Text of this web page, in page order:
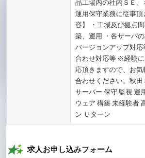
品工場内の社内ＳＥ、
運用保守業務に従事
容】 ・工場及び拠点
築、運用 ・各サーバ
バージョンアップ対応
合わせ対応等 ※経験
応頂きますので、お
合わせください。秋田
サーバー 保守 監視 運
ウェア 構築 未経験者
ン Ｕターン
求人お申し込みフォーム